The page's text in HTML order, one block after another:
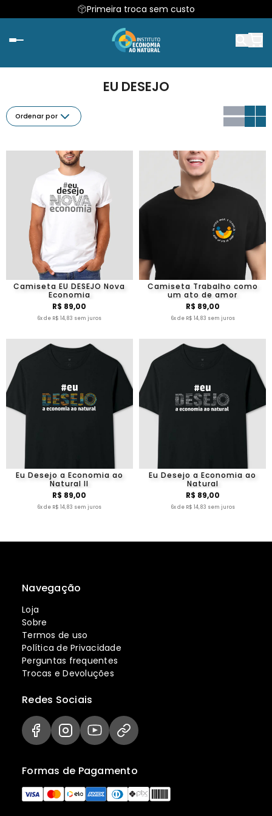
Primeira troca sem custo
EU DESEJO
Ordenar por
Camiseta EU DESEJO Nova
Economia
R$ 89,00
6x de R$ 14,83 sem juros
Camiseta Trabalho como
um ato de amor
R$ 89,00
6x de R$ 14,83 sem juros
Eu Desejo a Economia ao
Natural II
R$ 89,00
6x de R$ 14,83 sem juros
Eu Desejo a Economia ao
Natural
R$ 89,00
6x de R$ 14,83 sem juros
Navegação
Loja
Sobre
Termos de uso
Política de Privacidade
Perguntas frequentes
Trocas e Devoluções
Formas de Pagamento
Redes Sociais